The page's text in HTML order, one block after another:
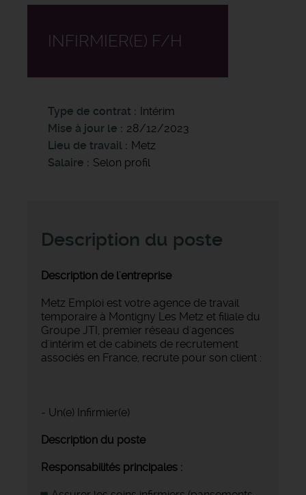
INFIRMIER(E) F/H
Type de contrat
Intérim
Mise à jour le
28/12/2023
Lieu de travail
Metz
Salaire
Selon profil
Description du poste
Description de l'entreprise
Metz Emploi est votre agence de travail
temporaire à Montigny Les Metz et filiale du
Groupe JTI, premier réseau d'agences
d'intérim et de cabinets de recrutement
associés en France, recrute pour son client :
- Un(e) Infirmier(e)
Description du poste
Responsabilités principales :